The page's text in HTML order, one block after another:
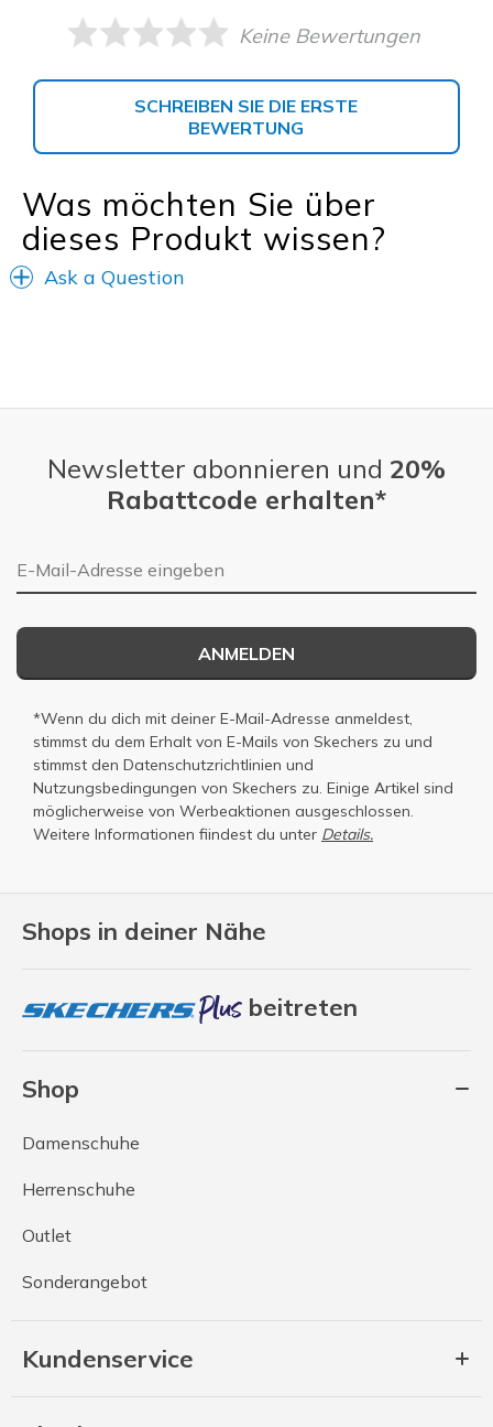
Keine Bewertungen
SCHREIBEN SIE DIE ERSTE
BEWERTUNG
Was möchten Sie über
dieses Produkt wissen?
Ask a Question
Shops in deiner Nähe
beitreten
Shop
Damenschuhe
Herrenschuhe
Outlet
Sonderangebot
Kundenservice
Newsletter abonnieren und 20%
Rabattcode erhalten*
E-Mail-Adresse
ANMELDEN
*Wenn du dich mit deiner E-Mail-Adresse anmeldest,
stimmst du dem Erhalt von E-Mails von Skechers zu und
stimmst den Datenschutzrichtlinien und
Nutzungsbedingungen von Skechers zu. Einige Artikel sind
möglicherweise von Werbeaktionen ausgeschlossen.
Weitere Informationen fiindest du unter Details.